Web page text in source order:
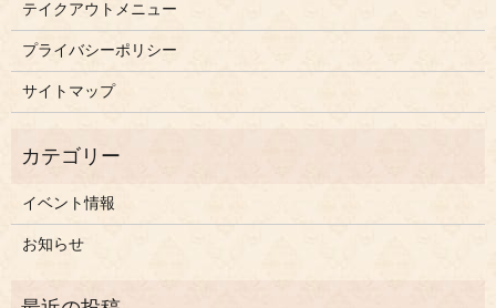
テイクアウトメニュー
プライバシーポリシー
サイトマップ
イベント情報
お知らせ